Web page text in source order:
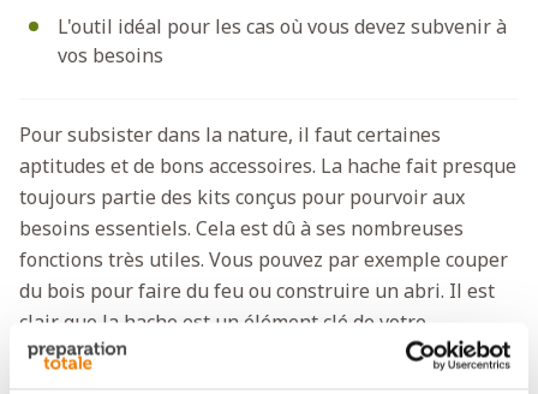
L'outil idéal pour les cas où vous devez subvenir à
vos besoins
Pour subsister dans la nature, il faut certaines
aptitudes et de bons accessoires. La hache fait presque
toujours partie des kits conçus pour pourvoir aux
besoins essentiels. Cela est dû à ses nombreuses
fonctions très utiles. Vous pouvez par exemple couper
du bois pour faire du feu ou construire un abri. Il est
clair que la hache est un élément clé de votre
autonomie.